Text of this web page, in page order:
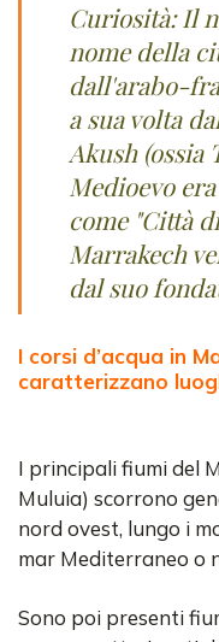
Curiosità: Il
nome della
dall'arabo-
a sua volta
Akush (ossia
Medioevo
come "Città
Marrakech
dal suo
I corsi d’acqua in
caratterizzano
I principali fiumi del
Muluia) scorrono
nord ovest, lungo i
mar Mediterraneo o
Sono poi presenti